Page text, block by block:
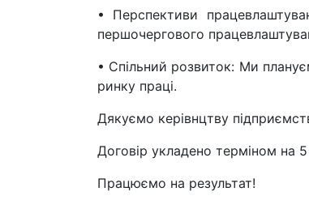
• Перспективи
першочергового
• Спільний розвиток: Ми
ринку праці.
Дякуємо керівнцтву
Договір укладено терміном на
Працюємо на результат!